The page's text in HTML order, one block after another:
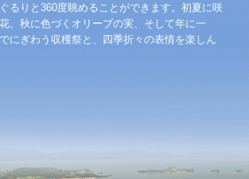
るりと360度眺めることができます。初夏に咲
、秋に色づくオリーブの実、そして年に一
にぎわう収穫祭と、四季折々の表情を楽しん